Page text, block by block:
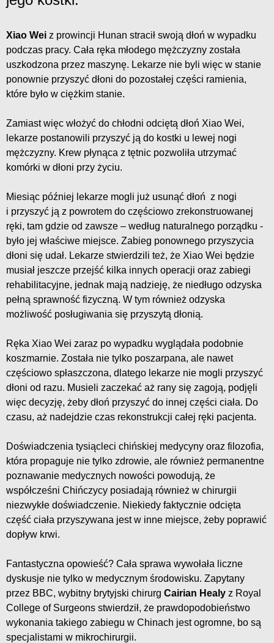
Xiao Wei z prowincji Hunan stracił swoją dłoń w wypadku
podczas pracy. Cała ręka młodego mężczyzny została
uszkodzona przez maszynę. Lekarze nie byli więc w stanie
ponownie przyszyć dłoni do pozostałej części ramienia,
które było w ciężkim stanie.
Zamiast więc włożyć do chłodni odciętą dłoń Xiao Wei,
lekarze postanowili przyszyć ją do kostki u lewej nogi
mężczyzny. Krew płynąca z tętnic pozwoliła utrzymać
komórki w dłoni przy życiu.
Miesiąc później lekarze mogli już usunąć dłoń z nogi
i przyszyć ją z powrotem do częściowo zrekonstruowanej
ręki, tam gdzie od zawsze – według naturalnego porządku -
było jej właściwe miejsce. Zabieg ponownego przyszycia
dłoni się udał. Lekarze stwierdzili też, że Xiao Wei będzie
musiał jeszcze przejść kilka innych operacji oraz zabiegi
rehabilitacyjne, jednak mają nadzieję, że niedługo odzyska
pełną sprawność fizyczną. W tym również odzyska
możliwość posługiwania się przyszytą dłonią.
Ręka Xiao Wei zaraz po wypadku wyglądała podobnie
koszmarnie. Została nie tylko poszarpana, ale nawet
częściowo spłaszczona, dlatego lekarze nie mogli przyszyć
dłoni od razu. Musieli zaczekać aż rany się zagoją, podjęli
więc decyzję, żeby dłoń przyszyć do innej części ciała. Do
czasu, aż nadejdzie czas rekonstrukcji całej ręki pacjenta.
Doświadczenia tysiącleci chińskiej medycyny oraz filozofia,
która propaguje nie tylko zdrowie, ale również permanentne
poznawanie medycznych nowości powodują, że
współcześni Chińczycy posiadają również w chirurgii
niezwykłe doświadczenie. Niekiedy faktycznie odcięta
część ciała przyszywana jest w inne miejsce, żeby poprawić
dopływ krwi.
Fantastyczna opowieść? Cała sprawa wywołała liczne
dyskusje nie tylko w medycznym środowisku. Zapytany
przez BBC, wybitny brytyjski chirurg Cairian Healy z Royal
College of Surgeons stwierdził, że prawdopodobieństwo
wykonania takiego zabiegu w Chinach jest ogromne, bo są
specjalistami w mikrochirurgii.